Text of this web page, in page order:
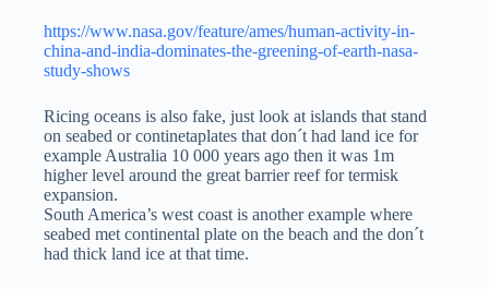
https://www.nasa.gov/feature/ames/human-activity-in-
china-and-india-dominates-the-greening-of-earth-nasa-
study-shows
Ricing oceans is also fake, just look at islands that stand
on seabed or continetaplates that don´t had land ice for
example Australia 10 000 years ago then it was 1m
higher level around the great barrier reef for termisk
expansion.
South America’s west coast is another example where
seabed met continental plate on the beach and the don´t
had thick land ice at that time.